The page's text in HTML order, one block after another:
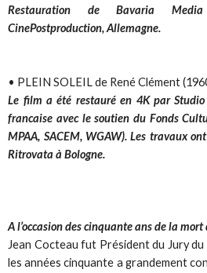
Restauration de Bavaria
CinePostproduction, Allemagne.
• PLEIN SOLEIL de René Clément
Le film a été restauré en 4K par
francaise avec le soutien du Fonds
MPAA, SACEM, WGAW). Les travaux
Ritrovata à Bologne.
A l’occasion des cinquante ans de la mort
Jean Cocteau fut Président du Jury du
les années cinquante a grandement